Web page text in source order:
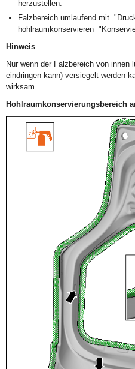
herzustellen.
Falzbereich umlaufend mit
hohlraumkonservieren
Hinweis
Nur wenn der Falzbereich von
eindringen kann) versiegelt werden
wirksam.
Hohlraumkonservierungsbereich